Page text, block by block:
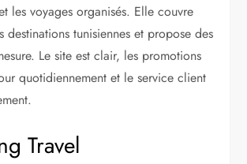
les voyages organisés. Elle couvre
destinations tunisiennes et propose des
Le site est clair, les promotions
quotidiennement et le service client
Travel